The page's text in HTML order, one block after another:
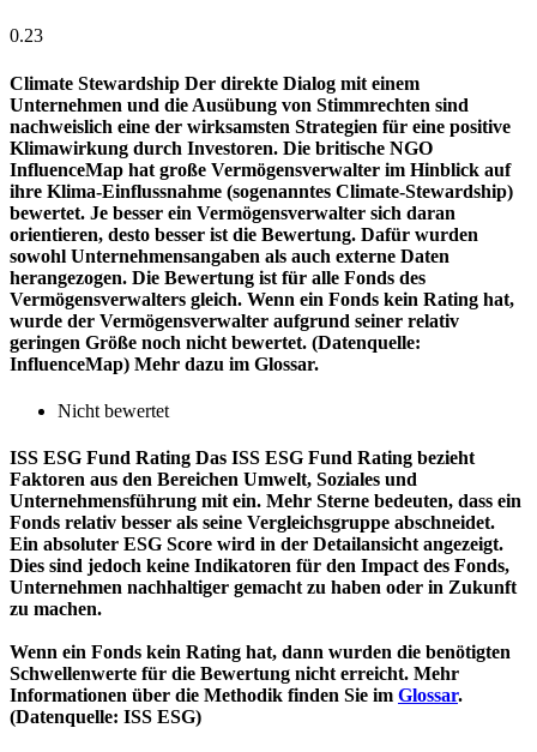
0.23
Climate Stewardship Der direkte Dialog mit einem
Unternehmen und die Ausübung von Stimmrechten sind
nachweislich eine der wirksamsten Strategien für eine positive
Klimawirkung durch Investoren. Die britische NGO
InfluenceMap hat große Vermögensverwalter im Hinblick auf
ihre Klima-Einflussnahme (sogenanntes Climate-Stewardship)
bewertet. Je besser ein Vermögensverwalter sich daran
orientieren, desto besser ist die Bewertung. Dafür wurden
sowohl Unternehmensangaben als auch externe Daten
herangezogen. Die Bewertung ist für alle Fonds des
Vermögensverwalters gleich. Wenn ein Fonds kein Rating hat,
wurde der Vermögensverwalter aufgrund seiner relativ
geringen Größe noch nicht bewertet. (Datenquelle:
InfluenceMap) Mehr dazu im Glossar.
Nicht bewertet
ISS ESG Fund Rating Das ISS ESG Fund Rating bezieht
Faktoren aus den Bereichen Umwelt, Soziales und
Unternehmensführung mit ein. Mehr Sterne bedeuten, dass ein
Fonds relativ besser als seine Vergleichsgruppe abschneidet.
Ein absoluter ESG Score wird in der Detailansicht angezeigt.
Dies sind jedoch keine Indikatoren für den Impact des Fonds,
Unternehmen nachhaltiger gemacht zu haben oder in Zukunft
zu machen.
Wenn ein Fonds kein Rating hat, dann wurden die benötigten
Schwellenwerte für die Bewertung nicht erreicht. Mehr
Informationen über die Methodik finden Sie im Glossar.
(Datenquelle: ISS ESG)